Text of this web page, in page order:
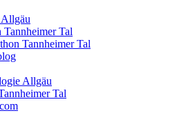
Tannheimer Tal
Tannheimer Tal
Allgäu
Tal